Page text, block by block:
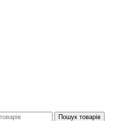
Пошук товарів